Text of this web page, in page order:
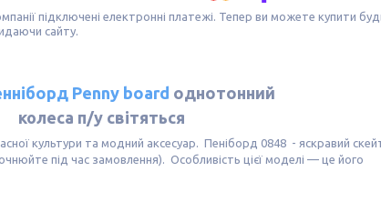
підключені електронні платежі. Тепер ви можете купити
сайту.
Penny board однотонний
колеса п/у світяться
культури та модний аксесуар. Пеніборд 0848 - яскравий скейт
під час замовлення). Особливість цієї моделі — це його